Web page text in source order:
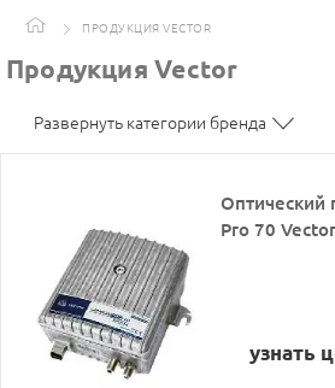
ПРОДУКЦИЯ VECTOR
Продукция Vector
Развернуть категории бренда
Оптический
Pro 70 Vector
узнать